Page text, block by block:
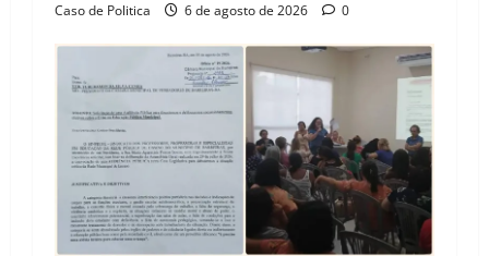
Caso de Politica 6 de agosto de 2026 0